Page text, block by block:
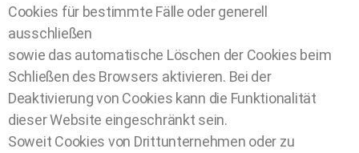
Cookies für bestimmte Fälle oder generell
ausschließen
sowie das automatische Löschen der Cookies beim
Schließen des Browsers aktivieren. Bei der
Deaktivierung von Cookies kann die Funktionalität
dieser Website eingeschränkt sein.
Soweit Cookies von Drittunternehmen oder zu